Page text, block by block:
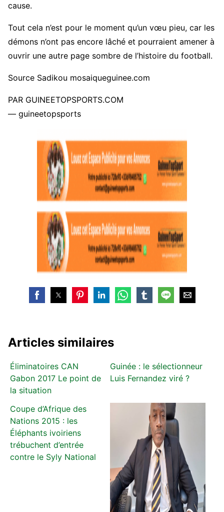
cause.
Tout cela n’est pour le moment qu’un vœu pieu, car les
démons n’ont pas encore lâché et pourraient amener à
ouvrir une autre page sombre de l’histoire du football.
Source Sadikou mosaiqueguinee.com
PAR GUINEETOPSPORTS.COM
— guineetopsports
Articles similaires
Éliminatoires CAN
Gabon 2017 Le point de
la situation
Guinée : le sélectionneur
Luis Fernandez viré ?
Coupe d’Afrique des
Nations 2015 : les
Éléphants ivoiriens
trébuchent d’entrée
contre le Syly National